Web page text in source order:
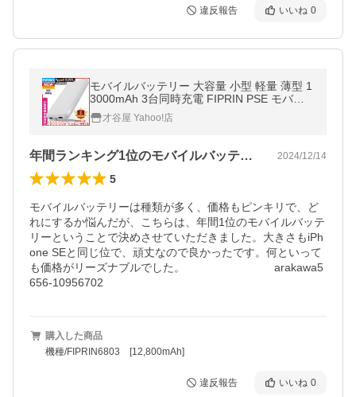
違反報告 いいね 0
モバイルバッテリー 大容量 小型 軽量 薄型 1
3000mAh 3台同時充電 FIPRIN PSE モバ充
スマホ iPhone 17 16 15 Android meta quest
ポイント利用 タイプc
才谷屋 Yahoo!店
年間ランキング1位のモバイルバッテリー 2024/12/14
5
モバイルバッテリーは種類が多く、価格もピンキリで、ど
れにするか悩んだが、こちらは、年間1位のモバイルバッテ
リーということで決めさせていただきました。大きさもiPh
one SEと同じ位で、頑丈なので良かったです。何といって
も価格がリーズナブルでした。　　　　　　　　arakawa5
656-10956702
購入した商品
機種/FIPRIN6803 [12,800mAh]
違反報告 いいね 0